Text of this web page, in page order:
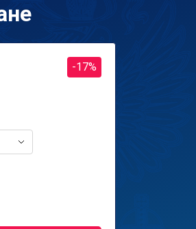
-17%